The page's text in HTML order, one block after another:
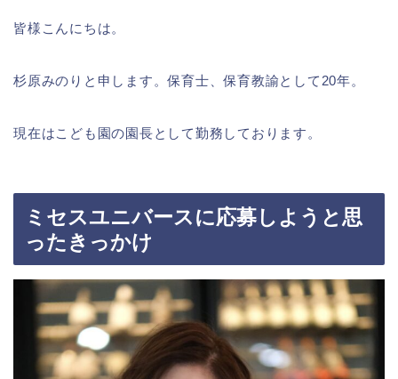
皆様こんにちは。
杉原みのりと申します。保育士、保育教諭として20年。
現在はこども園の園長として勤務しております。
ミセスユニバースに応募しようと思
ったきっかけ